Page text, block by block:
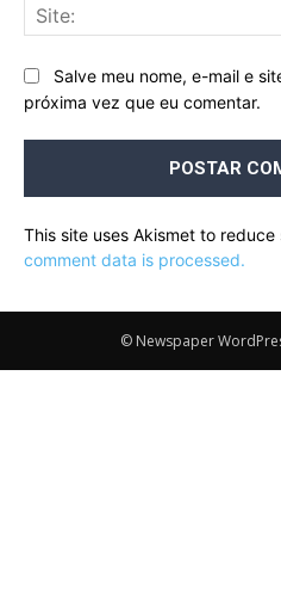
Salve meu nome, e-mail e
próxima vez que eu comentar.
This site uses Akismet to reduce
comment data is processed.
© Newspaper